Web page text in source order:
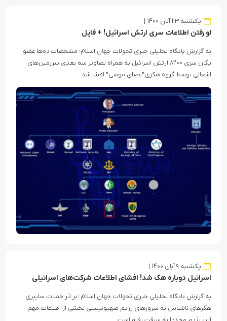
یکشنبه ۲۳ آبان ۱۴۰۰
لو رفتن اطلاعات سری ارتش اسرائیل! + فایل
به گزارش پایگاه تحلیلی خبری تحولات جهان اسلام؛ مشخصات ده‌ها عضو
یگان سری ۸۲۰۰ ارتش اسرائیل به همراه تصاویر سه بعدی سرزمین‌های
اشغالی توسط گروه هکری”عصای موسی” افشا شد.
یکشنبه ۹ آبان ۱۴۰۰
اسرائیل دوباره هک شد! افشای اطلاعات شرکت‌های اسرائیلی
به گزارش پایگاه تحلیلی خبری تحولات جهان اسلام؛ بر اثر حملات سایبری
هکرهای ناشناس به سرورهای رژیم صهیونیستی بخشی از اطلاعات مهم